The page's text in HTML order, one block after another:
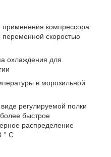
применения компрессора
скоростью
охлаждения для
в морозильной
регулируемой полки
быстрое
распределение
° C